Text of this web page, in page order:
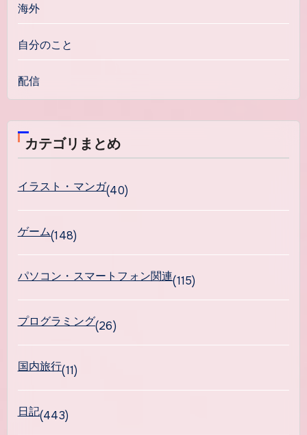
海外
自分のこと
配信
カテゴリまとめ
イラスト・マンガ(40)
ゲーム(148)
パソコン・スマートフォン関連(115)
プログラミング(26)
国内旅行(11)
日記(443)